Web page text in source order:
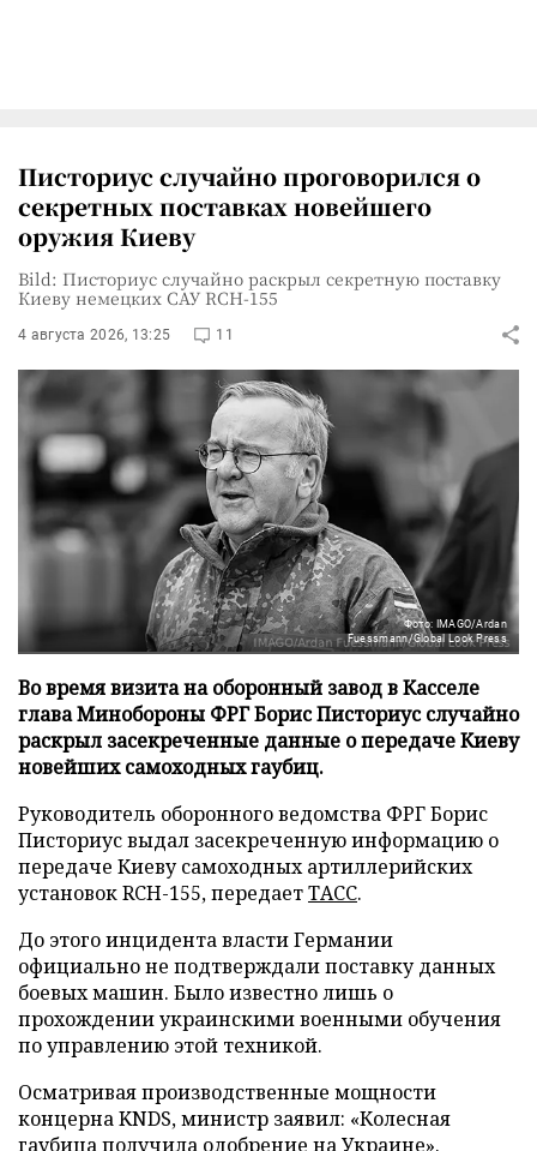
Писториус случайно проговорился о
секретных поставках новейшего
оружия Киеву
Bild: Писториус случайно раскрыл секретную поставку
Киеву немецких САУ RCH-155
4 августа 2026, 13:25 11
Фото: IMAGO/Ardan
Fuessmann/Global Look Press
Во время визита на оборонный завод в Касселе
глава Минобороны ФРГ Борис Писториус случайно
раскрыл засекреченные данные о передаче Киеву
новейших самоходных гаубиц.
Руководитель оборонного ведомства ФРГ Борис
Писториус выдал засекреченную информацию о
передаче Киеву самоходных артиллерийских
установок RCH-155, передаетТАСС.
До этого инцидента власти Германии
официально не подтверждали поставку данных
боевых машин. Было известно лишь о
прохождении украинскими военными обучения
по управлению этой техникой.
Осматривая производственные мощности
концерна KNDS, министр заявил: «Колесная
гаубица получила одобрение на Украине».